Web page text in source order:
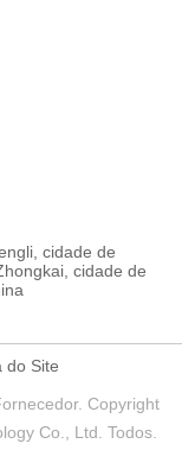
cidade de
cidade de
do Site
Copyright
Co., Ltd. Todos.